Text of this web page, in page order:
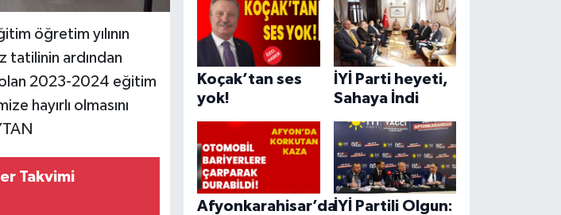
öğretim yılının
tatilinin ardından
olan 2023-2024 eğitim
hayırlı olmasını
Takvimi
Koçak’tan ses
yok!
İYİ Parti heyeti,
Sahaya İndi
Afyonkarahisar’daİYİ Partili Olgun: